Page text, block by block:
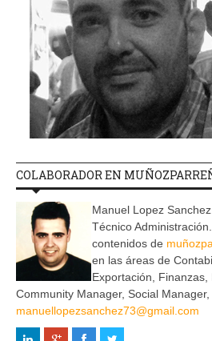
COLABORADOR EN
Manuel Lopez Sanchez.
Técnico
contenidos de
en las áreas de
Exportación, Finanzas,
Community Manager, Social
manuellopezsanchez73@gmail.com